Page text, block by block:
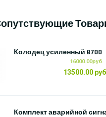
Колодец усиленный Ø700
16000.00руб.
13500.00
Комплект аварийной